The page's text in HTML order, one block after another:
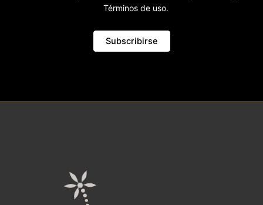
Términos de uso.